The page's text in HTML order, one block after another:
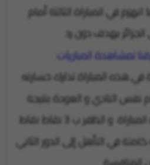
في المباراة الثالثة أمام
لمشاهدة المباريات
هذه المباراة تدارك خسارته
نفس النادي و العودة بنتيجة
إيجابية و لما الفوز بهذه المباراة و الظفر ب 3 نقاط نقاط
في التأهل إلى الدور الثاني